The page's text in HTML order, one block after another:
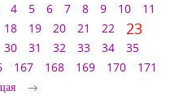
4 5 6 7 8 9 10
11
18 19 20 21 22 23
30 31 32 33 34
35
167 168 169 170
171